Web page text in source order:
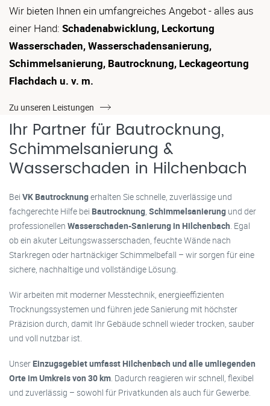
Wir bieten Ihnen ein umfangreiches Angebot - alles aus
einer Hand: Schadenabwicklung, Leckortung
Wasserschaden, Wasserschadensanierung,
Schimmelsanierung, Bautrocknung, Leckageortung
Flachdach u. v. m.
Zu unseren Leistungen
Ihr Partner für Bautrocknung,
Schimmelsanierung &
Wasserschaden in Hilchenbach
Bei VK Bautrocknungerhalten Sie schnelle, zuverlässige und
fachgerechte Hilfe bei Bautrocknung, Schimmelsanierung und der
professionellen Wasserschaden-Sanierung in Hilchenbach. Egal
ob ein akuter Leitungswasserschaden, feuchte Wände nach
Starkregen oder hartnäckiger Schimmelbefall – wir sorgen für eine
sichere, nachhaltige und vollständige Lösung.
Wir arbeiten mit moderner Messtechnik, energieeffizienten
Trocknungssystemen und führen jede Sanierung mit höchster
Präzision durch, damit Ihr Gebäude schnell wieder trocken, sauber
und voll nutzbar ist.
Unser Einzugsgebiet umfasst Hilchenbach und alle umliegenden
Orte im Umkreis von 30 km. Dadurch reagieren wir schnell, flexibel
und zuverlässig – sowohl für Privatkunden als auch für Gewerbe.